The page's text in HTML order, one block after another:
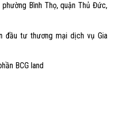
Bình Thọ, quận Thủ Đức,
đầu tư thương mại dịch vụ Gia
BCG land